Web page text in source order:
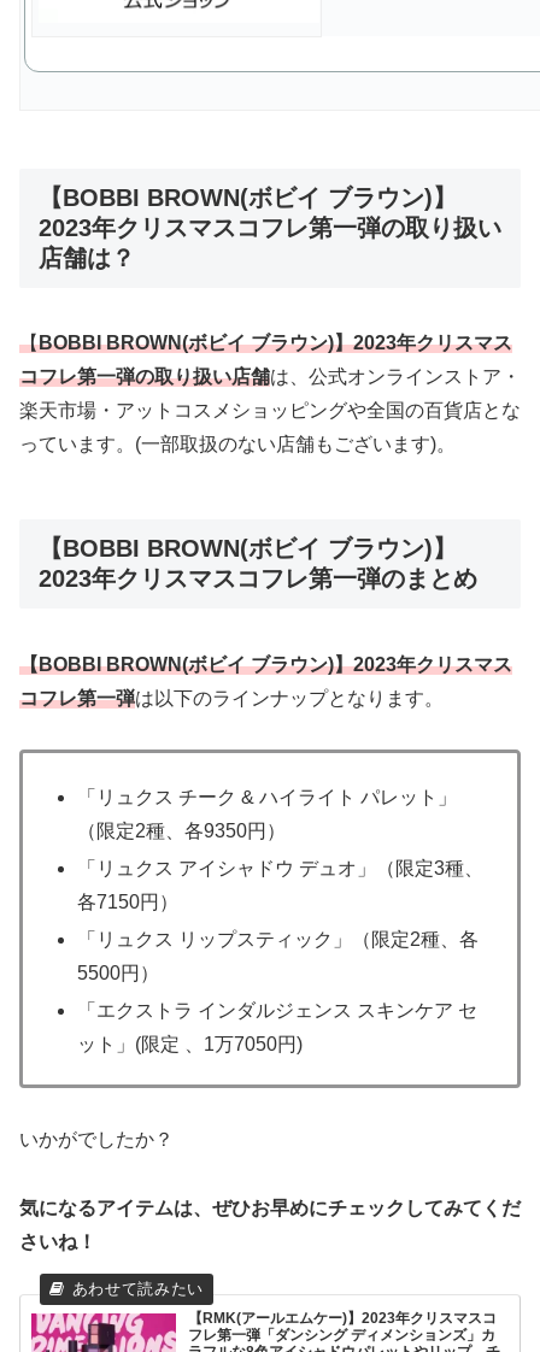
【BOBBI BROWN(ボビイ ブラウン)】
2023年クリスマスコフレ第一弾の取り扱い
店舗は？
【BOBBI BROWN(ボビイ ブラウン)】2023年クリスマス
コフレ第一弾の取り扱い店舗は、公式オンラインストア・
楽天市場・アットコスメショッピングや全国の百貨店とな
っています。(一部取扱のない店舗もございます)。
【BOBBI BROWN(ボビイ ブラウン)】
2023年クリスマスコフレ第一弾のまとめ
【BOBBI BROWN(ボビイ ブラウン)】2023年クリスマス
コフレ第一弾は以下のラインナップとなります。
「リュクス チーク & ハイライト パレット」
（限定2種、各9350円）
「リュクス アイシャドウ デュオ」（限定3種、
各7150円）
「リュクス リップスティック」（限定2種、各
5500円）
「エクストラ インダルジェンス スキンケア セ
ット」(限定 、1万7050円)
いかがでしたか？
気になるアイテムは、ぜひお早めにチェックしてみてくだ
さいね！
【RMK(アールエムケー)】2023年クリスマスコ
フレ第一弾「ダンシング ディメンションズ」カ